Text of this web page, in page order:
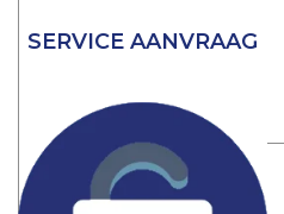
SERVICE AANVRAAG